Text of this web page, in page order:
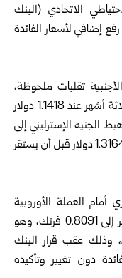
الاتحادي (البنك
إضافي لأسعار الفائدة
تقلبات ملحوظة،
حيث تراجع اليورو إلى أدنى مستوى له في ثلاثة أشهر عند 1.1418 دولار
الإسترليني إلى
أدنى مستوى له في أكثر من شهرين مسجلاً 1.3164 دولار قبل أن يستقر
العملة الأوروبية
الموحدة والدولار الأمريكي، حيث قفز الأخضر إلى 0.8091 فرنك، وهو
أعلى مستوى له منذ تشرين الثاني 2025، وذلك عقب قرار البنك
دون تغيير وتأكيده